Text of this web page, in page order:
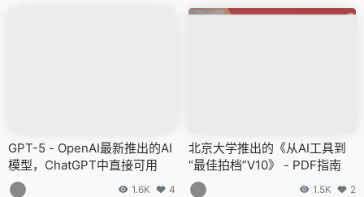
GPT-5 - OpenAI最新推出的AI
模型，ChatGPT中直接可用
1.6K 4
北京大学推出的《从AI工具到
“最佳拍档”V10》 - PDF指南
1.5K 2